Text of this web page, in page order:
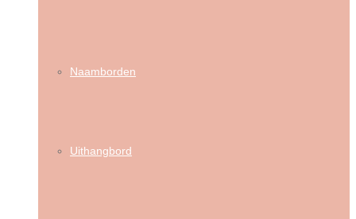
Naamborden
Uithangbord